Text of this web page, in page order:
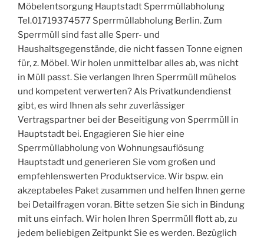
Möbelentsorgung Hauptstadt Sperrmüllabholung
Tel.01719374577 Sperrmüllabholung Berlin. Zum
Sperrmüll sind fast alle Sperr- und
Haushaltsgegenstände, die nicht fassen Tonne eignen
für, z. Möbel. Wir holen unmittelbar alles ab, was nicht
in Müll passt. Sie verlangen Ihren Sperrmüll mühelos
und kompetent verwerten? Als Privatkundendienst
gibt, es wird Ihnen als sehr zuverlässiger
Vertragspartner bei der Beseitigung von Sperrmüll in
Hauptstadt bei. Engagieren Sie hier eine
Sperrmüllabholung von Wohnungsauflösung
Hauptstadt und generieren Sie vom großen und
empfehlenswerten Produktservice. Wir bspw. ein
akzeptabeles Paket zusammen und helfen Ihnen gerne
bei Detailfragen voran. Bitte setzen Sie sich in Bindung
mit uns einfach. Wir holen Ihren Sperrmüll flott ab, zu
jedem beliebigen Zeitpunkt Sie es werden. Bezüglich